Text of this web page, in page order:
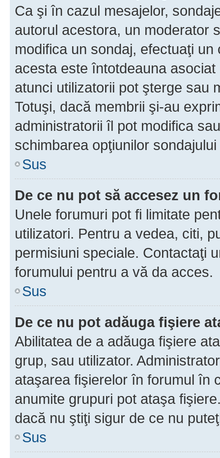
Ca şi în cazul mesajelor,
autorul acestora, un moderator
modifica un sondaj, efectuaţi
acesta este întotdeauna
atunci utilizatorii pot şterge sau
Totuşi, dacă membrii şi-au
administratorii îl pot modifica
schimbarea opţiunilor
Sus
De ce nu pot să accesez un
Unele forumuri pot fi limitate
utilizatori. Pentru a vedea, citi,
permisiuni speciale. Contactaţi
forumului pentru a vă da acces.
Sus
De ce nu pot adăuga fişiere
Abilitatea de a adăuga fişiere
grup, sau utilizator.
ataşarea fişierelor în forumul în
anumite grupuri pot ataşa
dacă nu ştiţi sigur de ce nu
Sus